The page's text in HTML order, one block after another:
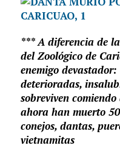
*** A diferencia de
del Zoológico de
enemigo
deterioradas,
sobreviven
ahora han muerto
conejos, dantas,
vietnamitas